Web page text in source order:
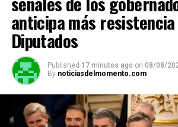
anticipa más
Diputados
Published 17 minutos ago on 08/08/
By noticiasdelmomento.com